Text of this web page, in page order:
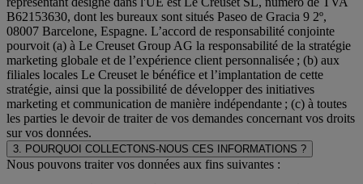
B62153630, dont les bureaux sont situés Paseo de Gracia 9 2º,
08007 Barcelone, Espagne. L’accord de responsabilité conjointe
pourvoit (a) à Le Creuset Group AG la responsabilité de la stratégie
marketing globale et de l’expérience client personnalisée ; (b) aux
filiales locales Le Creuset le bénéfice et l’implantation de cette
stratégie, ainsi que la possibilité de développer des initiatives
marketing et communication de manière indépendante ; (c) à toutes
les parties le devoir de traiter de vos demandes concernant vos droits
sur vos données.
3. POURQUOI COLLECTONS-NOUS CES INFORMATIONS ?
Nous pouvons traiter vos données aux fins suivantes :